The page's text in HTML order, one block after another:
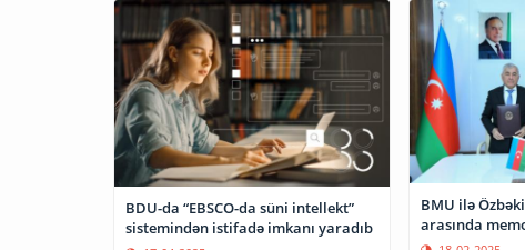
BDU-da “EBSCO-da süni intellekt”
sistemindən istifadə imkanı yaradıb
BMU ilə
arasında